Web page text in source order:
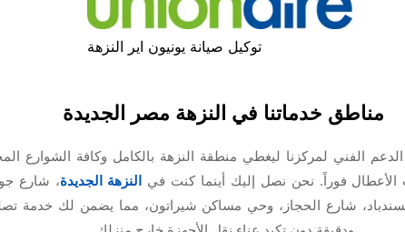
توكيل صيانة يونيون اير النزهة
مناطق خدماتنا في النزهة مصر الجديدة
الفني لمركزنا ليغطي منطقة النزهة بالكامل وكافة الشوارع
الأعطال فوراً. نحن نصل إليك أينما كنت في
النزهة الجديدة، شارع
شارع الحجاز، وحي مساكن شيراتون، مما يضمن لك خدمة